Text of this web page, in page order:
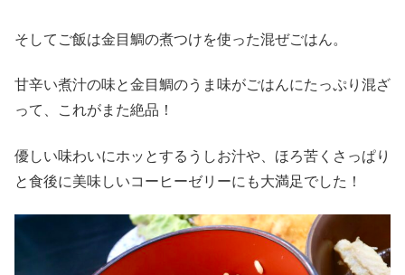
そしてご飯は金目鯛の煮つけを使った混ぜごはん。
甘辛い煮汁の味と金目鯛のうま味がごはんにたっぷり混ざ
って、これがまた絶品！
優しい味わいにホッとするうしお汁や、ほろ苦くさっぱり
と食後に美味しいコーヒーゼリーにも大満足でした！